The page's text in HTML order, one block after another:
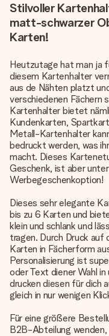
Stilvoller
matt-schwarzer
Karten!
Heutzutage hat man ja
diesem Kartenhalter
aus de Nähten platzt
verschiedenen Fächern
Kartenhalter bietet
Kundenkarten,
Metall-Kartenhalter
bedruckt werden, was
macht. Dieses
Geschenk, ist aber
Werbegeschenkoption!
Dieses sehr elegante
bis zu 6 Karten und
klein und schlank und
tragen. Durch Druck
Karten in Fächerform
Personalisierung ist
oder Text diener Wahl
drucken diesen für dich
gleich in nur wenigen
Für eine größere
B2B-Abteilung